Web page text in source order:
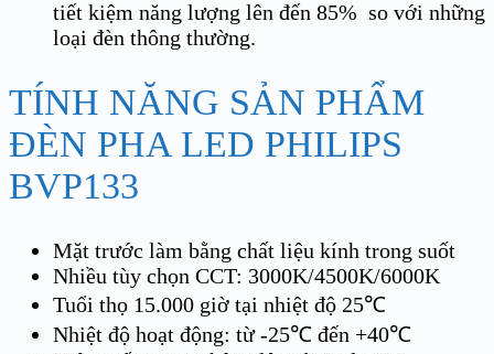
tiết kiệm năng lượng lên đến 85% so với những
loại đèn thông thường.
TÍNH NĂNG SẢN PHẨM
ĐÈN PHA LED PHILIPS
BVP133
Mặt trước làm bằng chất liệu kính trong suốt
Nhiều tùy chọn CCT: 3000K/4500K/6000K
Tuổi thọ 15.000 giờ tại nhiệt độ 25℃
Nhiệt độ hoạt động: từ -25℃ đến +40℃